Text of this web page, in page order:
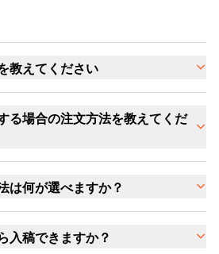
教えてください
る場合の注文方法を教えてくだ
は何が選べますか？
入稿できますか？